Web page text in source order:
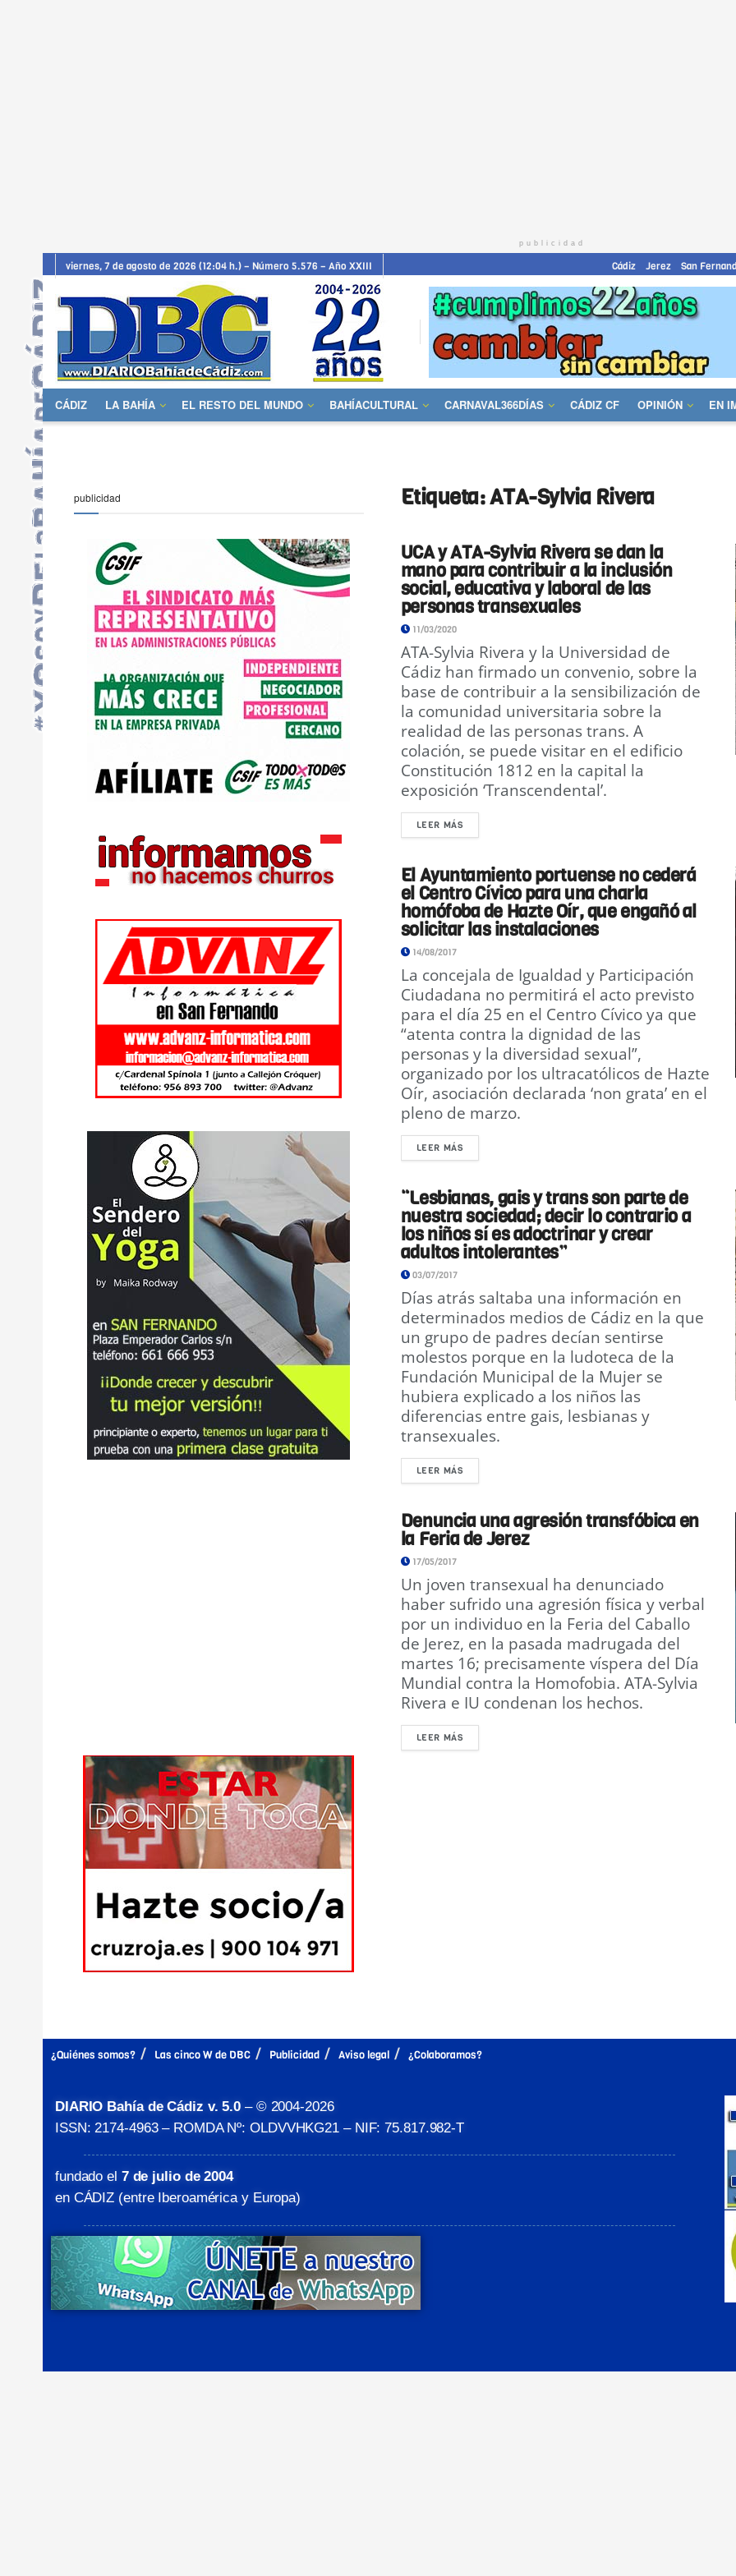
publicidad
viernes, 7 de agosto de 2026 (12:04 h.) – Número 5.576 – Año XXIII Cádiz Jerez San
CÁDIZ LA BAHÍA EL RESTO DEL MUNDO BAHÍACULTURAL CARNAVAL366DÍAS CÁDIZ CF OPINIÓN EN
Etiqueta:ATA-Sylvia Rivera
UCA y ATA-Sylvia Rivera se dan la
mano para contribuir a la inclusión
social, educativa y laboral de las
personas transexuales
11/03/2020
ATA-Sylvia Rivera y la Universidad de
Cádiz han firmado un convenio, sobre la
base de contribuir a la sensibilización de
la comunidad universitaria sobre la
realidad de las personas trans. A
colación, se puede visitar en el edificio
Constitución 1812 en la capital la
exposición ‘Transcendental’.
LEER MÁS
El Ayuntamiento portuense no cederá
el Centro Cívico para una charla
homófoba de Hazte Oír, que engañó al
solicitar las instalaciones
14/08/2017
La concejala de Igualdad y Participación
Ciudadana no permitirá el acto previsto
para el día 25 en el Centro Cívico ya que
“atenta contra la dignidad de las
personas y la diversidad sexual”,
organizado por los ultracatólicos de Hazte
Oír, asociación declarada ‘non grata’ en el
pleno de marzo.
LEER MÁS
“Lesbianas, gais y trans son parte de
nuestra sociedad; decir lo contrario a
los niños sí es adoctrinar y crear
adultos intolerantes”
03/07/2017
Días atrás saltaba una información en
determinados medios de Cádiz en la que
un grupo de padres decían sentirse
molestos porque en la ludoteca de la
Fundación Municipal de la Mujer se
hubiera explicado a los niños las
diferencias entre gais, lesbianas y
transexuales.
LEER MÁS
Denuncia una agresión transfóbica en
la Feria de Jerez
17/05/2017
Un joven transexual ha denunciado
haber sufrido una agresión física y verbal
por un individuo en la Feria del Caballo
de Jerez, en la pasada madrugada del
martes 16; precisamente víspera del Día
Mundial contra la Homofobia. ATA-Sylvia
Rivera e IU condenan los hechos.
LEER MÁS
publicidad
¿Quiénes somos? Las cinco W de DBC Publicidad Aviso legal ¿Colaboramos?
DIARIO Bahía de Cádiz v. 5.0 – © 2004-2026
ISSN: 2174-4963 – ROMDA Nº: OLDVVHKG21 – NIF: 75.817.982-T
fundado el 7 de julio de 2004
en CÁDIZ (entre Iberoamérica y Europa)